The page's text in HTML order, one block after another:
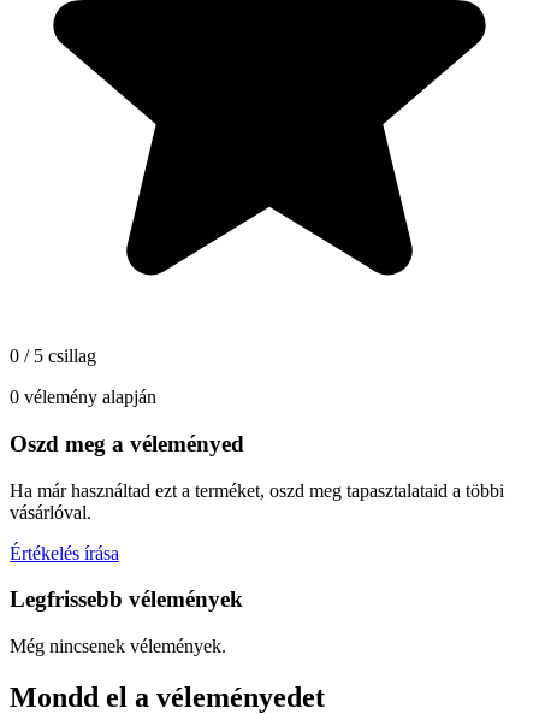
0 / 5 csillag
0 vélemény alapján
Oszd meg a véleményed
Ha már használtad ezt a terméket, oszd meg tapasztalataid a többi
vásárlóval.
Értékelés írása
Legfrissebb vélemények
Még nincsenek vélemények.
Mondd el a véleményedet